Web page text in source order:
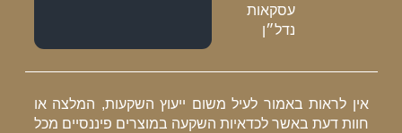
עסקאות
נדל״ן
אין לראות באמור לעיל משום ייעוץ השקעות, המלצה או
חוות דעת באשר לכדאיות השקעה במוצרים פיננסיים מכל